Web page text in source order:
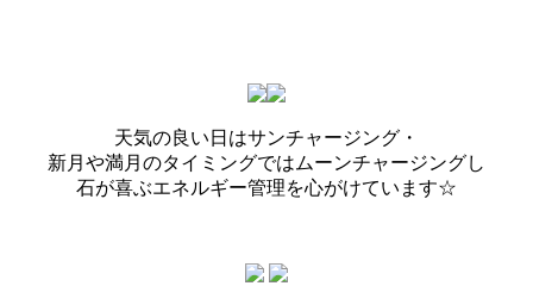
天気の良い日はサンチャージング・
新月や満月のタイミングではムーンチャージングし
石が喜ぶエネルギー管理を心がけています☆